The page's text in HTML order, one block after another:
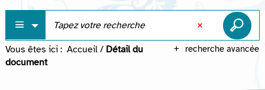
recherche avancée
Vous êtes ici : Accueil / Détail du
document